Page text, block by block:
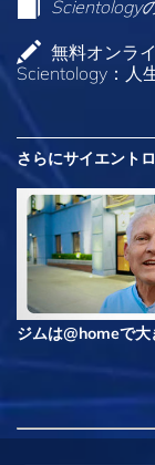
Scientology
無料オンラ
Scientology：人
さらにサイエント
ジムは@homeで大